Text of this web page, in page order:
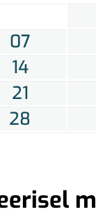
07
14
21
28